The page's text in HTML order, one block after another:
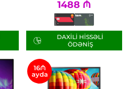
1488 ₼
DAXILI HISSƏLI
ÖDƏNIŞ
16₼
ayda